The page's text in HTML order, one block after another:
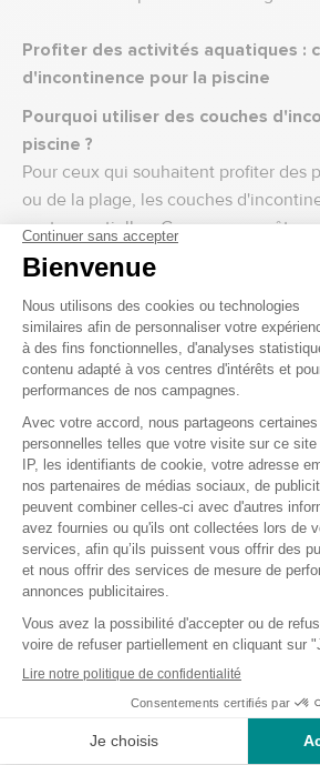
Profiter des activités aquatiques :
d'incontinence pour la piscine
Pourquoi utiliser des couches
piscine ?
Pour ceux qui souhaitent profiter des
ou de la plage, les couches
sont essentielles. Conçues pour être
maillot de bain, elles offrent une
gonfler au contact de l'eau. Elles
toute confiance et de profiter
aquatiques sans souci.
Conseil pratique : Testez ces produits
vacances pour vous assurer qu'ils sont
efficaces. Emportez également
avoir toujours une solution de
Découvrez toute la gamme de
pour la piscine de la marque
Organisation et praticité : bien
Pilulier et planification des
Pour ceux qui suivent un traitement
est indispensable pour organiser et
quotidiens. Un pilulier vous permet de